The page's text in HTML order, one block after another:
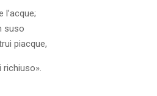
suso
piacque,
richiuso».